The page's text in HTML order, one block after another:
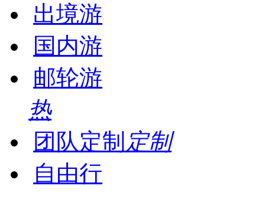
出境游
国内游
邮轮游
热
团队定制 定制
自由行